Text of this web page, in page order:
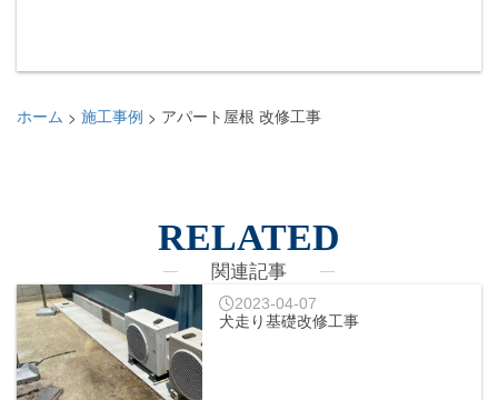
ホーム > 施工事例 > アパート屋根 改修工事
RELATED
関連記事
2023-04-07
犬走り基礎改修工事